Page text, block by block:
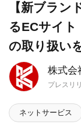
株式会
プレスリ
【新ブラン
るECサイト
の取り扱い
ネットサービス